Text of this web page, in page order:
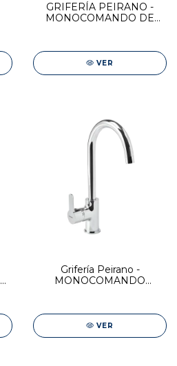
GRIFERÍA PEIRANO -
MONOCOMANDO DE
VER
Grifería Peirano -
MONOCOMANDO
VER